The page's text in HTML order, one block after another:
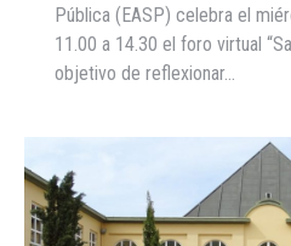
Pública (EASP) celebra el
11.00 a 14.30 el foro virtual
objetivo de reflexionar…